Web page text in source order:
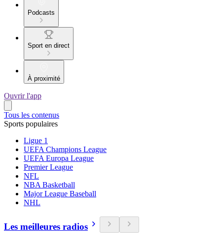
Podcasts
Sport en direct
À proximité
Ouvrir l'app
Tous les contenus
Sports populaires
Ligue 1
UEFA Champions League
UEFA Europa League
Premier League
NFL
NBA Basketball
Major League Baseball
NHL
Les meilleures radios